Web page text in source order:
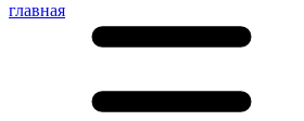
главная